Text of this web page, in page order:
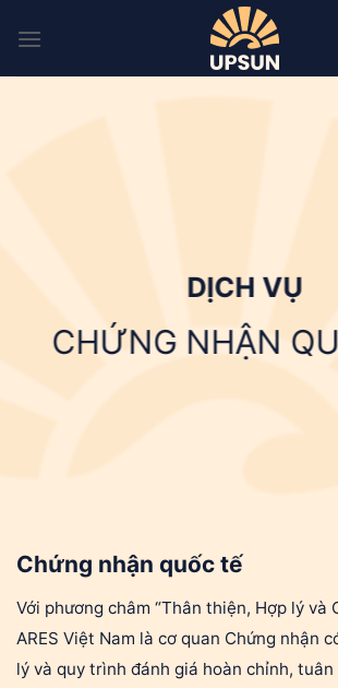
DỊCH VỤ
CHỨNG NHẬN
Chứng nhận quốc tế
Với phương châm “Thân thiện, Hợp lý và
ARES Việt Nam là cơ quan Chứng nhận
lý và quy trình đánh giá hoàn chỉnh,